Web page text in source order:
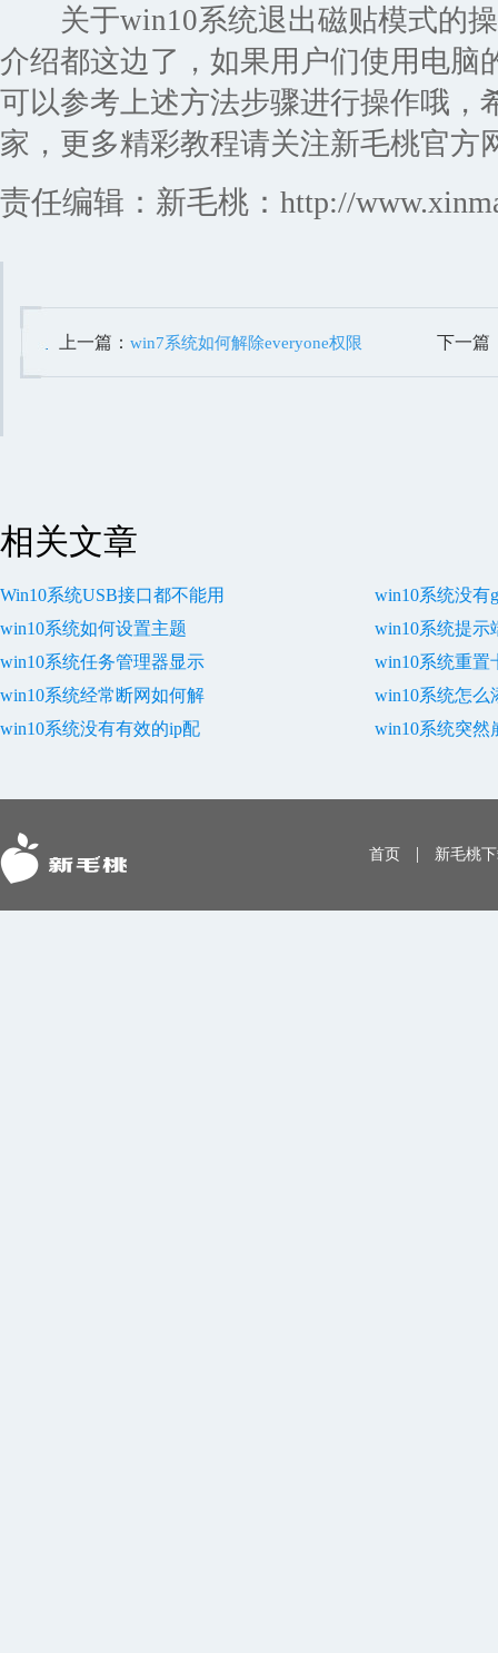
关于win10系统退出磁贴模式的操
介绍都这边了，如果用户们使用电脑
可以参考上述方法步骤进行操作哦，
家，更多精彩教程请关注新毛桃官方
责任编辑：新毛桃：http://
上一篇： win7系统如何解除everyone权限 下一篇
相关文章
Win10系统USB接口都不能用
win10系统没有
win10系统如何设置主题
win10系统提示
win10系统任务管理器显示
win10系统重置
win10系统经常断网如何解
win10系统怎么
win10系统没有有效的ip配
win10系统突然
首页 | 新毛桃